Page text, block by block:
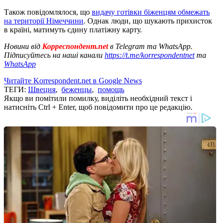
Також повідомлялося, що видачу готівки біженцям обмежать
на території Німеччини. Однак люди, що шукають прихисток
в країні, матимуть єдину платіжну карту.
Новини від Корреспондент.netв Telegram та WhatsApp.
Підписуйтесь на наші канали https://t.me/korrespondentnetта
WhatsApp
Читайте Korrespondent.net в Google News
ТЕГИ: Швеция, беженцы, помощь
Якщо ви помітили помилку, виділіть необхідний текст і
натисніть Ctrl + Enter, щоб повідомити про це редакцію.